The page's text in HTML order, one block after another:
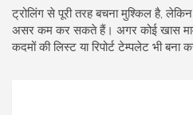
ट्रोलिंग से पूरी तरह बचना मुश्किल है,
असर कम कर सकते हैं। अगर कोई खास
कदमों की लिस्ट या रिपोर्ट टेम्पलेट भी बना